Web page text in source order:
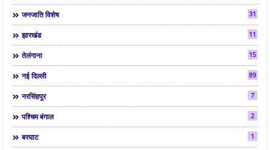
जनजाति विशेष 31
झारखंड 11
तेलंगाना 15
नई दिल्ली 89
नरसिंहपुर 7
पश्चिम बंगाल 2
बरघाट 1